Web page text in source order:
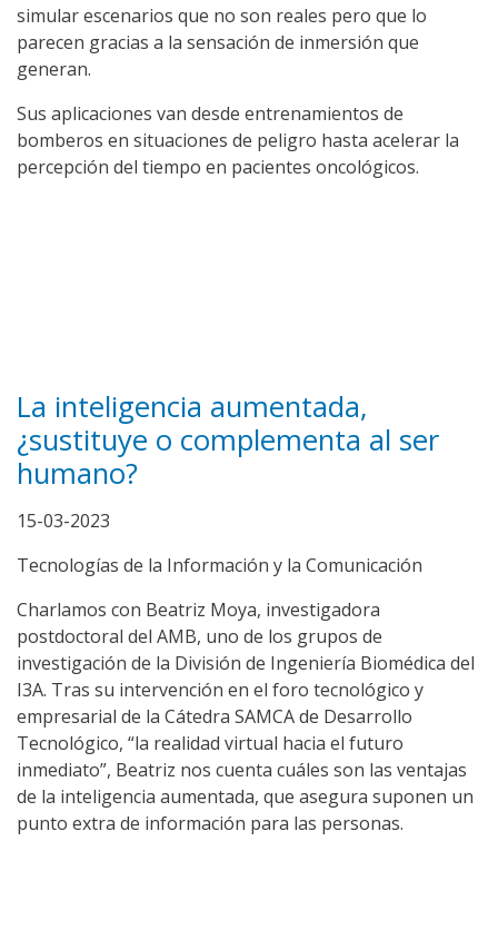
simular escenarios que no son reales pero que lo
parecen gracias a la sensación de inmersión que
generan.
Sus aplicaciones van desde entrenamientos de
bomberos en situaciones de peligro hasta acelerar la
percepción del tiempo en pacientes oncológicos.
La inteligencia aumentada,
¿sustituye o complementa al ser
humano?
15-03-2023
Tecnologías de la Información y la Comunicación
Charlamos con Beatriz Moya, investigadora
postdoctoral del AMB, uno de los grupos de
investigación de la División de Ingeniería Biomédica del
I3A. Tras su intervención en el foro tecnológico y
empresarial de la Cátedra SAMCA de Desarrollo
Tecnológico, “la realidad virtual hacia el futuro
inmediato”, Beatriz nos cuenta cuáles son las ventajas
de la inteligencia aumentada, que asegura suponen un
punto extra de información para las personas.